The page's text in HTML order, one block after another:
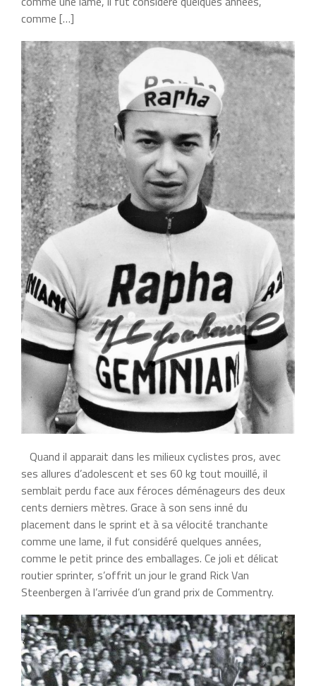
comme […]
Quand il apparait dans les milieux cyclistes pros, avec
ses allures d’adolescent et ses 60 kg tout mouillé, il
semblait perdu face aux féroces déménageurs des deux
cents derniers mètres. Grace à son sens inné du
placement dans le sprint et à sa vélocité tranchante
comme une lame, il fut considéré quelques années,
comme le petit prince des emballages. Ce joli et délicat
routier sprinter, s’offrit un jour le grand Rick Van
Steenbergen à l’arrivée d’un grand prix de Commentry.